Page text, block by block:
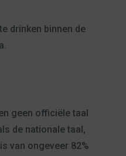
drinken binnen de
geen officiële taal
de nationale taal,
van ongeveer 82%